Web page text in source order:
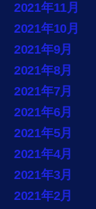
2021年11月
2021年10月
2021年9月
2021年8月
2021年7月
2021年6月
2021年5月
2021年4月
2021年3月
2021年2月